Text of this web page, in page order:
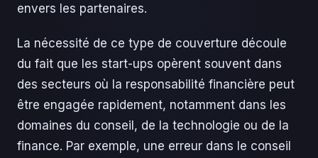
envers les partenaires.
La nécessité de ce type de couverture découle
du fait que les start-ups opèrent souvent dans
des secteurs où la responsabilité financière peut
être engagée rapidement, notamment dans les
domaines du conseil, de la technologie ou de la
finance. Par exemple, une erreur dans le conseil